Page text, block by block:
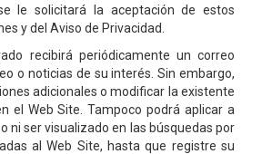
le solicitará la aceptación de estos
y del Aviso de Privacidad.
recibirá periódicamente un correo
o noticias de su interés. Sin embargo,
adicionales o modificar la existente
el Web Site. Tampoco podrá aplicar a
ni ser visualizado en las búsquedas por
al Web Site, hasta que registre su